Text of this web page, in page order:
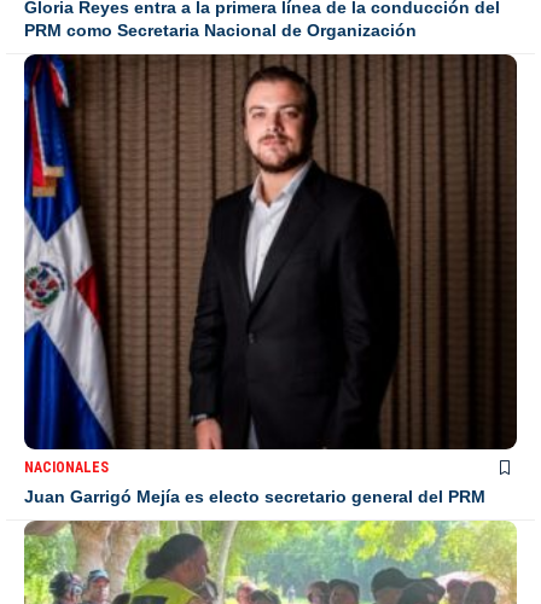
Gloria Reyes entra a la primera línea de la conducción del
PRM como Secretaria Nacional de Organización
NACIONALES
Juan Garrigó Mejía es electo secretario general del PRM